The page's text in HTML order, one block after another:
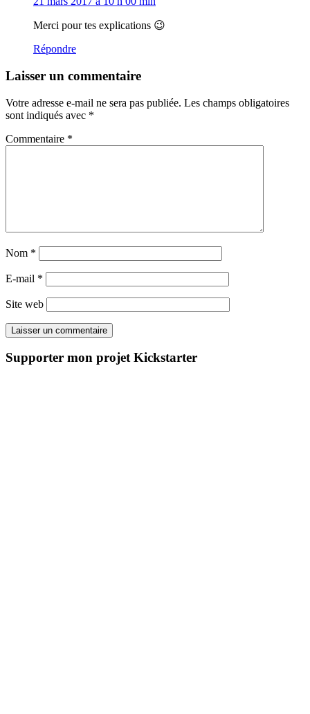
Merci pour tes explications 😉
Répondre
Laisser un commentaire
Votre adresse e-mail ne sera pas publiée. Les champs obligatoires
sont indiqués avec *
Commentaire *
Nom *
E-mail *
Site web
Supporter mon projet Kickstarter